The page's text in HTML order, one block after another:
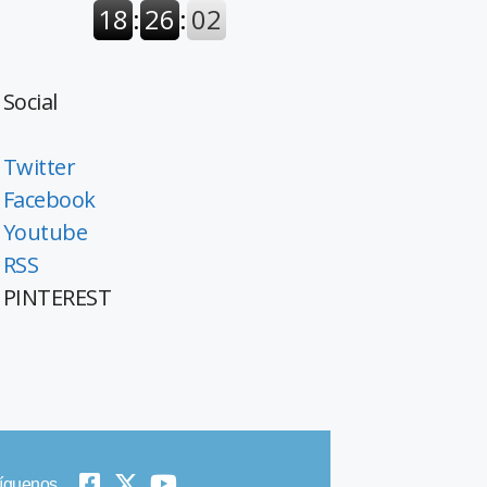
Social
Twitter
Facebook
Youtube
RSS
PINTEREST